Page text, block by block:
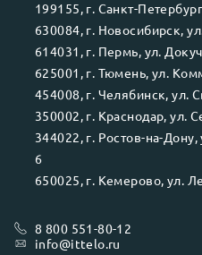
199155, г. Санкт-Петербург
630084, г. Новосибирск,
614031 , г. Пермь, ул.
625001 , г. Тюмень, ул.
454008, г. Челябинск, ул.
350002, г. Краснодар, ул.
344022, г. Ростов-на-Дону,
6
650025, г. Кемерово, ул.
8 800 551-80-12
info@ittelo.ru